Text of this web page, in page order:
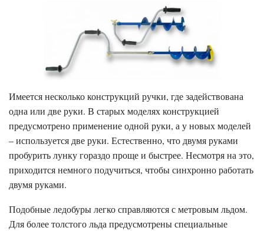
Имеется несколько конструкций ручки, где задействована
одна или две руки. В старых моделях конструкцией
предусмотрено применение одной руки, а у новых моделей
– используется две руки. Естественно, что двумя руками
пробурить лунку гораздо проще и быстрее. Несмотря на это,
приходится немного подучиться, чтобы синхронно работать
двумя руками.
Подобные ледобуры легко справляются с метровым льдом.
Для более толстого льда предусмотрены специальные